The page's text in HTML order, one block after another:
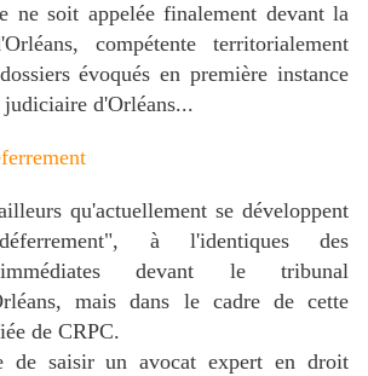
ne soit appelée finalement devant la
compétente territorialement
évoqués en première instance
d'Orléans...
qu'actuellement se développent
à l'identiques des
immédiates devant le tribunal
mais dans le cadre de cette
de CRPC.
de saisir un avocat expert en droit